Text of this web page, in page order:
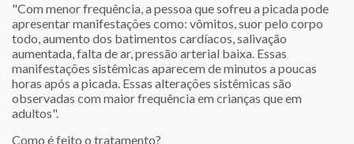
"Com menor frequência, a pessoa que sofreu a picada pode
apresentar manifestações como: vômitos, suor pelo corpo
todo, aumento dos batimentos cardíacos, salivação
aumentada, falta de ar, pressão arterial baixa. Essas
manifestações sistêmicas aparecem de minutos a poucas
horas após a picada. Essas alterações sistêmicas são
observadas com maior frequência em crianças que em
adultos".
Como é feito o tratamento?